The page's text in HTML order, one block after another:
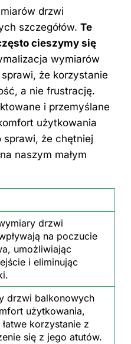
drzwi
szczegółów. Te
cieszymy się
wymiarów
że korzystanie
a nie frustrację.
i przemyślane
użytkowania
sprawi, że chętniej
naszym małym
drzwi
na poczucie
umożliwiając
i eliminując
drzwi balkonowych
użytkowania,
korzystanie z
się z jego atutów.